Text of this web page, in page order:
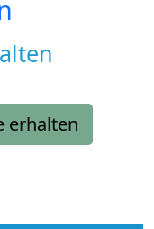
erhalten